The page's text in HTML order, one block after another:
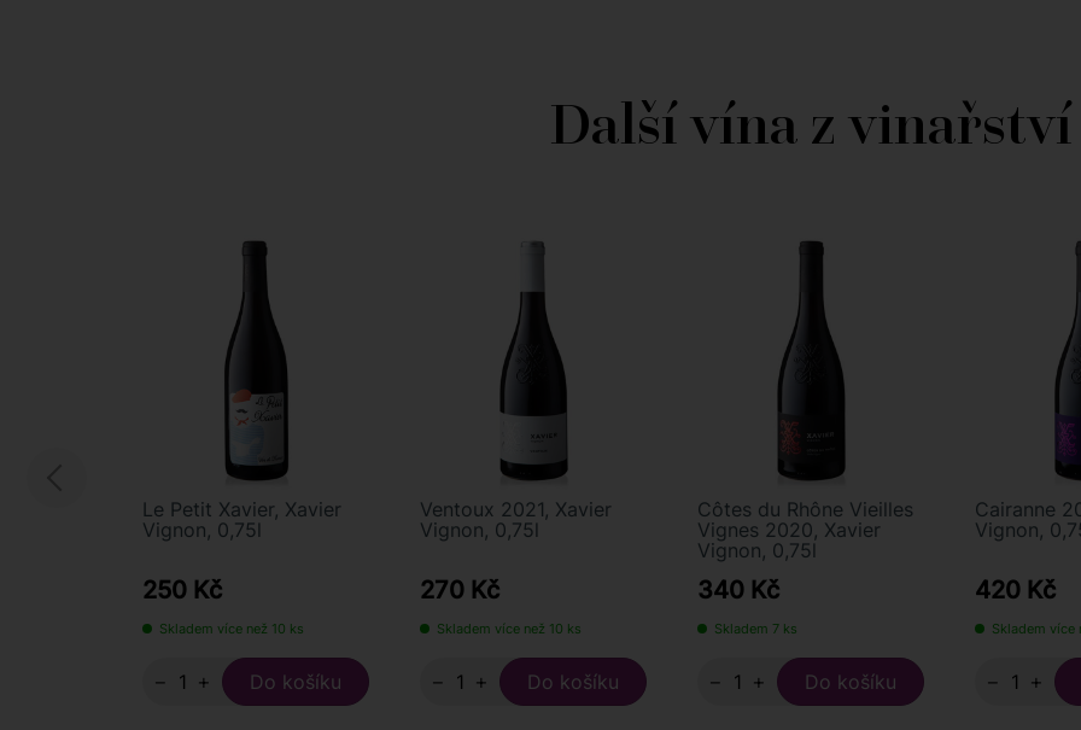
Další vína z vinařství
Le Petit Xavier, Xavier
Vignon, 0,75l
250 Kč
Skladem více než 10 ks
− +
Ventoux 2021, Xavier
Vignon, 0,75l
270 Kč
Skladem více než 10 ks
− +
Côtes du Rhône Vieilles
Vignes 2020, Xavier
Vignon, 0,75l
340 Kč
Skladem 7 ks
− +
Cairanne
Vignon,
420 Kč
Skladem více
− +